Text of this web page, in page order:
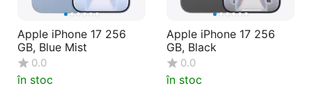
Apple iPhone 17 256
GB, Blue Mist
0.0
în stoc
Apple iPhone 17 256
GB, Black
0.0
în stoc